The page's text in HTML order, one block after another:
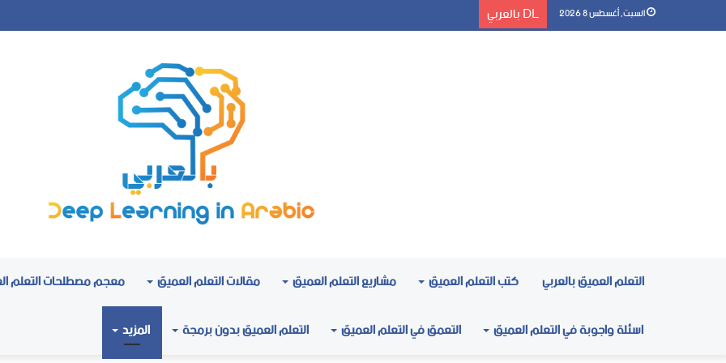
السبت, أغسطس 8 2026 DL بالعربي
التعلم العميق بالعربي كتب التعلم العميق مشاريع التعلم العميق مقالات التعلم العميق
معجم مصطلحات التعلم
اسئلة واجوبة في التعلم العميق
التعمق في التعلم العميق التعلم العميق بدون برمجة المزيد